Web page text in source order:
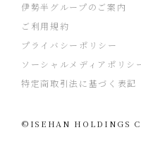
伊勢半グループのご案内
ご利用規約
プライバシーポリシー
ソーシャルメディアポリシ
特定商取引法に基づく表記
©ISEHAN HOLDINGS